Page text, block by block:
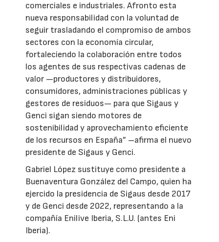
comerciales e industriales. Afronto esta
nueva responsabilidad con la voluntad de
seguir trasladando el compromiso de ambos
sectores con la economía circular,
fortaleciendo la colaboración entre todos
los agentes de sus respectivas cadenas de
valor —productores y distribuidores,
consumidores, administraciones públicas y
gestores de residuos— para que Sigaus y
Genci sigan siendo motores de
sostenibilidad y aprovechamiento eficiente
de los recursos en España” –afirma el nuevo
presidente de Sigaus y Genci.
Gabriel López sustituye como presidente a
Buenaventura González del Campo, quien ha
ejercido la presidencia de Sigaus desde 2017
y de Genci desde 2022, representando a la
compañía Enilive Iberia, S.L.U. (antes Eni
Iberia).